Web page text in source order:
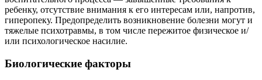
ребенку, отсутствие внимания к его интересам или, напротив,
гиперопеку. Предопределить возникновение болезни могут и
тяжелые психотравмы, в том числе пережитое физическое и/
или психологическое насилие.
Биологические факторы